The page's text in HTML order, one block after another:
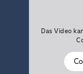
Das Video